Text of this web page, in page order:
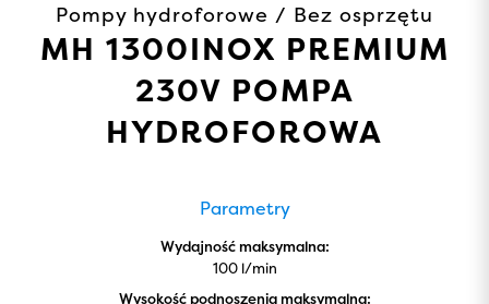
Pompy hydroforowe / Bez osprzętu
MH 1300INOX PREMIUM
230V POMPA
HYDROFOROWA
Parametry
Wydajność maksymalna:
100 l/min
Wysokość podnoszenia maksymalna: